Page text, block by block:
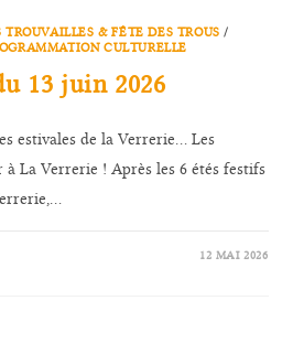
TROUVAILLES & FÊTE DES TROUS /
CULTURELLE
13 juin 2026
estivales de la Verrerie... Les
La Verrerie ! Après les 6 étés festifs
12 MAI 2026